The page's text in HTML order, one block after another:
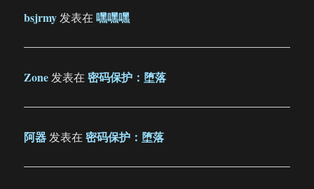
bsjrmy发表在嘿嘿嘿
Zone发表在密码保护：堕落
阿器发表在密码保护：堕落